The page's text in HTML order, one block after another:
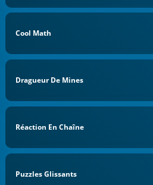
Cool Math
Dragueur De Mines
Réaction En Chaîne
Puzzles Glissants